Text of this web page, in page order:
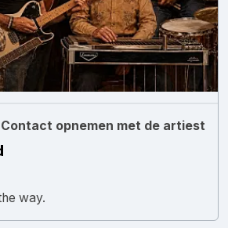
Contact opnemen met de artiest
way.